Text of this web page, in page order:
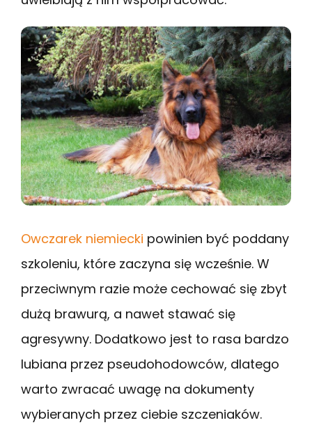
Owczarek niemiecki powinien być poddany
szkoleniu, które zaczyna się wcześnie. W
przeciwnym razie może cechować się zbyt
dużą brawurą, a nawet stawać się
agresywny. Dodatkowo jest to rasa bardzo
lubiana przez pseudohodowców, dlatego
warto zwracać uwagę na dokumenty
wybieranych przez ciebie szczeniaków.